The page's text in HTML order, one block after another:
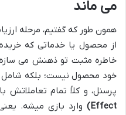
می ماند
همون طور که گفتیم، مرحله
از محصول یا خدماتی که
خاطره مثبت تو ذهنش می
خود محصول نیست؛ بلکه شامل
پرسنل، و کلاً تمام تعاملاتش
Effect)
وارد بازی میشه.